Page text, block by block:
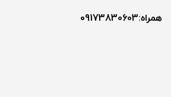
همراه:۰9173830603